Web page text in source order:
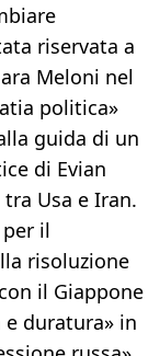
riservata a
Meloni nel
politica»
guida di un
di Evian
tra Usa e Iran.
il
risoluzione
il Giappone
e duratura» in